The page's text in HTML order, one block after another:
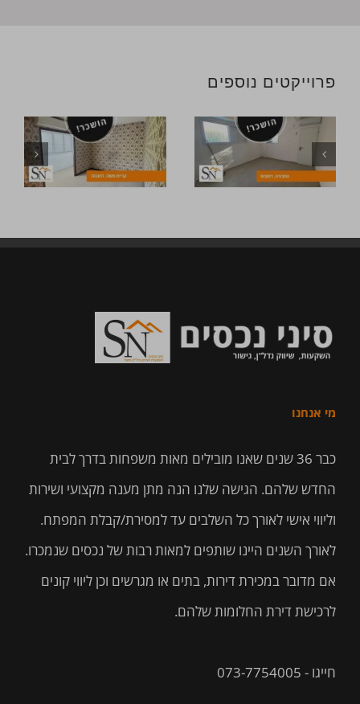
פרוייקטים נוספים
מי אנחנו
כבר 36 שנים שאנו מובילים מאות משפחות בדרך לבית
החדש שלהם. הגישה שלנו הנה מתן מענה מקצועי ושירות
וליווי אישי לאורך כל השלבים עד למסירת/קבלת המפתח.
לאורך השנים היינו שותפים למאות רבות של נכסים שנמכרו.
אם מדובר במכירת דירות, בתים או מגרשים וכן ליווי קונים
לרכישת דירת החלומות שלהם.
חייגו - 073-7754005